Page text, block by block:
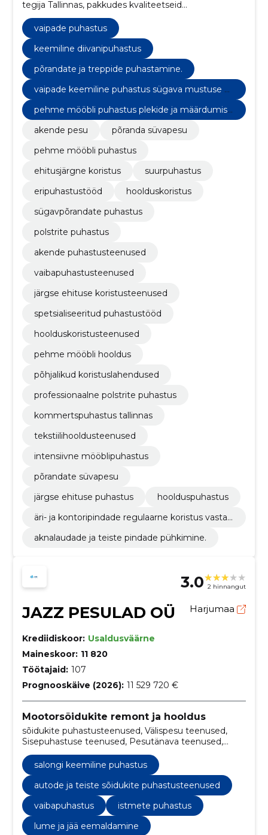
tegija Tallinnas, pakkudes kvaliteetseid
vaipade puhastus
keemiline diivanipuhastus
põrandate ja treppide puhastamine.
vaipade keemiline puhastus sügava mustuse e
pehme mööbli puhastus plekide ja määrdumise
vastu.
akende pesu
põranda süvapesu
pehme mööbli puhastus
ehitusjärgne koristus
suurpuhastus
eripuhastustööd
hoolduskoristus
sügavpõrandate puhastus
polstrite puhastus
akende puhastusteenused
vaibapuhastusteenused
järgse ehituse koristusteenused
spetsialiseeritud puhastustööd
hoolduskoristusteenused
pehme mööbli hooldus
põhjalikud koristuslahendused
professionaalne polstrite puhastus
kommertspuhastus tallinnas
tekstiilihooldusteenused
intensiivne mööblipuhastus
põrandate süvapesu
järgse ehituse puhastus
hoolduspuhastus
äri- ja kontoripindade regulaarne koristus vastav
aknalaudade ja teiste pindade pühkimine.
3.0 2 hinnangut
JAZZ PESULAD OÜ Harjumaa
Krediidiskoor: Usaldusväärne
Maineskoor: 11 820
Töötajaid: 107
Prognooskäive (2026): 11 529 720 €
Mootorsõidukite remont ja hooldus
sõidukite puhastusteenused, Välispesu teenused,
Sisepuhastuse teenused, Pesutänava teenused,
Käsipesulad, pesutänavad, selvepesulad, auto
sisepuhastus keemiaga, autopesulateenused Eestis,
professionaalne sõidukite puhastus
salongi keemiline puhastus
autode ja teiste sõidukite puhastusteenused
vaibapuhastus
istmete puhastus
lume ja jää eemaldamine